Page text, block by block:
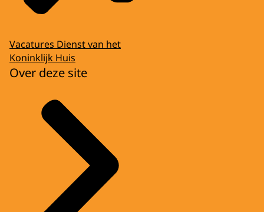
Vacatures Dienst van het
Koninklijk Huis
Over deze site